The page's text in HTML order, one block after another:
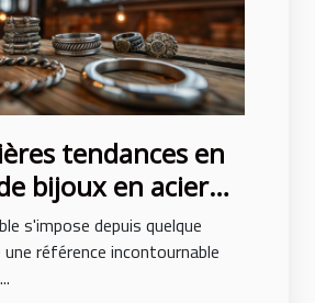
tendances en
bijoux en acier
s'impose depuis quelque
référence incontournable